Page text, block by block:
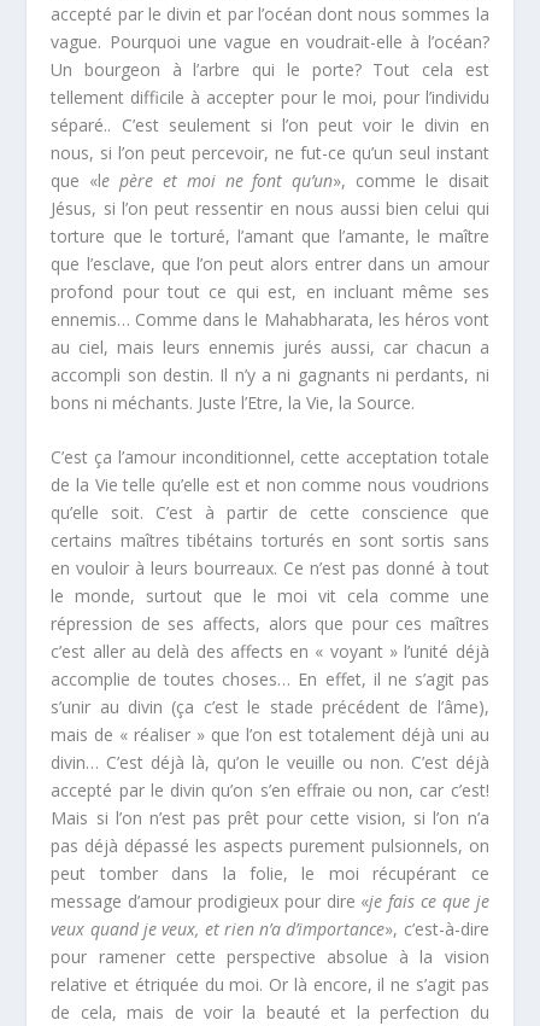
accepté par le divin et par l’océan dont nous sommes la
vague. Pourquoi une vague en voudrait-elle à l’océan?
Un bourgeon à l’arbre qui le porte? Tout cela est
tellement difficile à accepter pour le moi, pour l’individu
séparé.. C’est seulement si l’on peut voir le divin en
nous, si l’on peut percevoir, ne fut-ce qu’un seul instant
que «le père et moi ne font qu’un», comme le disait
Jésus, si l’on peut ressentir en nous aussi bien celui qui
torture que le torturé, l’amant que l’amante, le maître
que l’esclave, que l’on peut alors entrer dans un amour
profond pour tout ce qui est, en incluant même ses
ennemis… Comme dans le Mahabharata, les héros vont
au ciel, mais leurs ennemis jurés aussi, car chacun a
accompli son destin. Il n’y a ni gagnants ni perdants, ni
bons ni méchants. Juste l’Etre, la Vie, la Source.
C’est ça l’amour inconditionnel, cette acceptation totale
de la Vie telle qu’elle est et non comme nous voudrions
qu’elle soit. C’est à partir de cette conscience que
certains maîtres tibétains torturés en sont sortis sans
en vouloir à leurs bourreaux. Ce n’est pas donné à tout
le monde, surtout que le moi vit cela comme une
répression de ses affects, alors que pour ces maîtres
c’est aller au delà des affects en « voyant » l’unité déjà
accomplie de toutes choses… En effet, il ne s’agit pas
s’unir au divin (ça c’est le stade précédent de l’âme),
mais de « réaliser » que l’on est totalement déjà uni au
divin… C’est déjà là, qu’on le veuille ou non. C’est déjà
accepté par le divin qu’on s’en effraie ou non, car c’est!
Mais si l’on n’est pas prêt pour cette vision, si l’on n’a
pas déjà dépassé les aspects purement pulsionnels, on
peut tomber dans la folie, le moi récupérant ce
message d’amour prodigieux pour dire «je fais ce que je
veux quand je veux, et rien n’a d’importance», c’est-à-dire
pour ramener cette perspective absolue à la vision
relative et étriquée du moi. Or là encore, il ne s’agit pas
de cela, mais de voir la beauté et la perfection du